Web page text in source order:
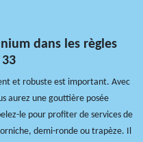
dans les règles
et robuste est important. Avec
aurez une gouttière posée
le pour profiter de services de
demi-ronde ou trapèze. Il